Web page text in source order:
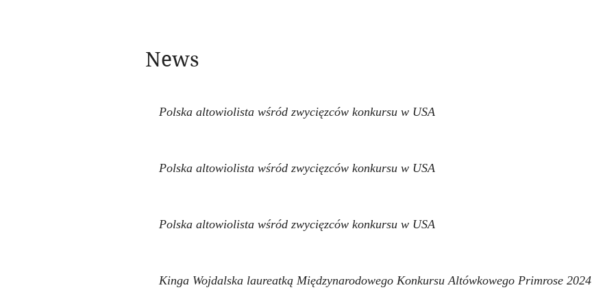
News
Polska altowiolista wśród zwycięzców konkursu w USA
Polska altowiolista wśród zwycięzców konkursu w USA
Polska altowiolista wśród zwycięzców konkursu w USA
Kinga Wojdalska laureatką Międzynarodowego Konkursu Altówkowego Primrose 2024